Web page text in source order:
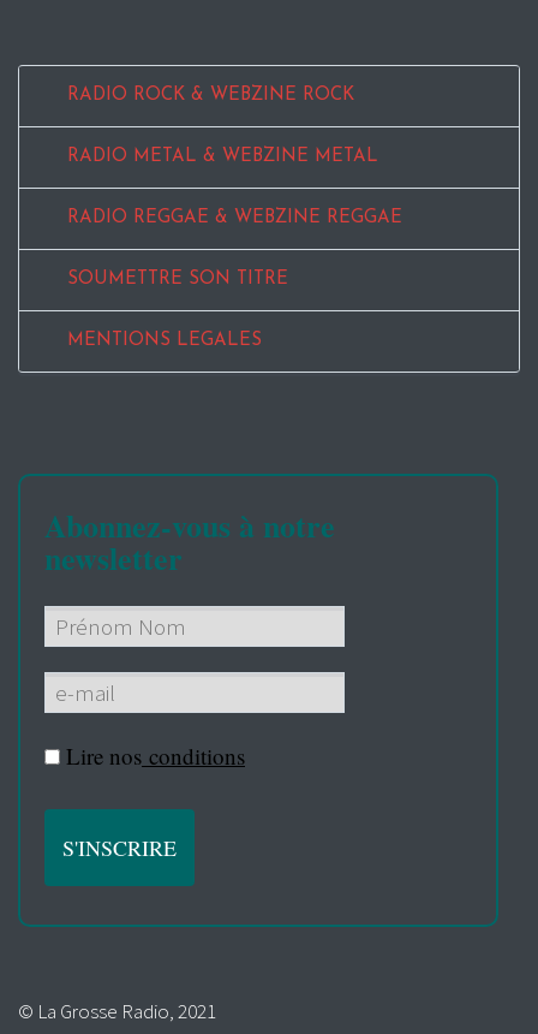
RADIO ROCK & WEBZINE ROCK
RADIO METAL & WEBZINE METAL
RADIO REGGAE & WEBZINE REGGAE
SOUMETTRE SON TITRE
MENTIONS LEGALES
Abonnez-vous à notre
newsletter
Lire nos conditions
© La Grosse Radio, 2021